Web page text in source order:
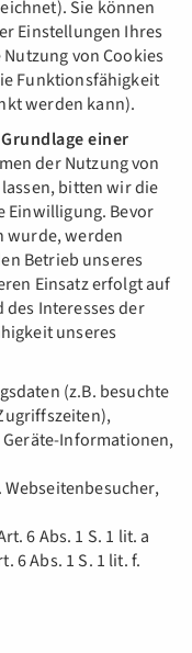
Sie können
Einstellungen Ihres
von Cookies
Funktionsfähigkeit
werden kann).
einer
der Nutzung von
bitten wir die
Einwilligung. Bevor
wurde, werden
Betrieb unseres
Einsatz erfolgt auf
Interesses der
unseres
(z.B. besuchte
Informationen,
Webseitenbesucher,
6 Abs. 1 S. 1 lit. a
6 Abs. 1 S. 1 lit. f.